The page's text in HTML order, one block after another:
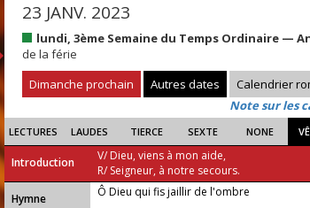
23 JANV. 2023
lundi, 3ème Semaine du Temps Ordinaire —
de la férie
Dimanche prochain
Autres dates Calendrier
Note sur les
LECTURES LAUDES TIERCE SEXTE NONE
Introduction
V/ Dieu, viens à mon aide,
R/ Seigneur, à notre secours.
...
Hymne Ô Dieu qui fis jaillir de l'ombre